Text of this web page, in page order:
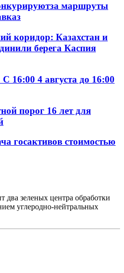
маршруты
коридор: Казахстан и
берега Каспия
16:00 4 августа до 16:00
порог 16 лет для
госактивов стоимостью
два зеленых центра обработки
углеродно-нейтральных